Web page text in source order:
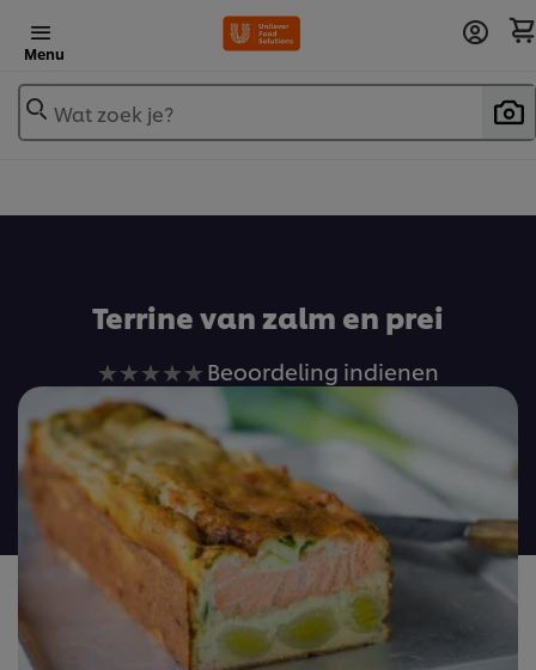
Menu
Wat zoek je?
Terrine van zalm en prei
Geen
beoordelingen
ingediend
voor
deze
recipe
Beoordeling indienen